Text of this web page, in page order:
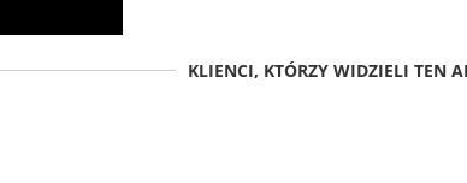
KLIENCI, KTÓRZY WIDZIELI TEN